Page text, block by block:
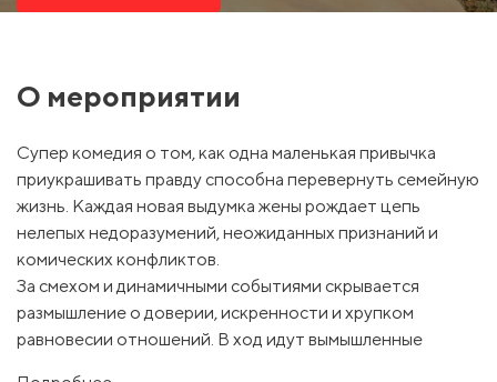
О мероприятии
Супер комедия о том, как одна маленькая привычка
приукрашивать правду способна перевернуть семейную
жизнь. Каждая новая выдумка жены рождает цепь
нелепых недоразумений, неожиданных признаний и
комических конфликтов.
За смехом и динамичными событиями скрывается
размышление о доверии, искренности и хрупком
равновесии отношений. В ход идут вымышленные